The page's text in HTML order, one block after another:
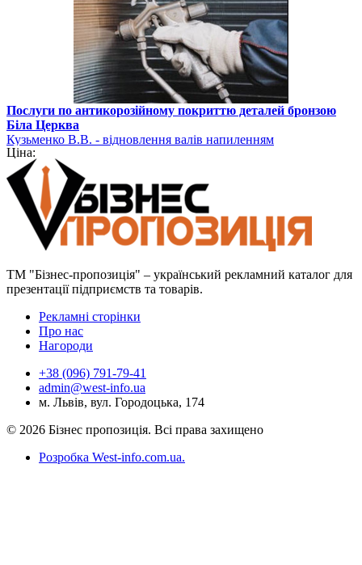
Послуги по антикорозійному покриттю деталей бронзою
Біла Церква
Кузьменко В.В. - відновлення валів напиленням
Ціна:
ТМ "Бізнес-пропозиція" – український рекламний каталог для
презентації підприємств та товарів.
Рекламні сторінки
Про нас
Нагороди
+38 (096) 791-79-41
admin@west-info.ua
м. Львів, вул. Городоцька, 174
© 2026 Бізнес пропозиція. Всі права захищено
Розробка West-info.com.ua.